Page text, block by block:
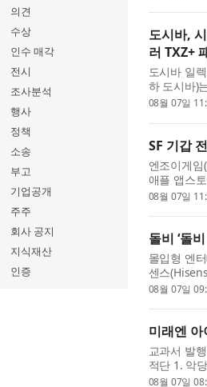
의견
수상
인수 매각
전시
조사분석
행사
정책
소송
부고
기업공개
주주
회사 공지
지식재산
인증
도시바,
러 TXZ+
도시바 일
하 도시바)
(FPU)를
08월 07일
SF 기갑
엔조이게임
애플 앱스
직접 조종,
08월 07일
돌비 ‘돌
몰입형 엔
센스
데이트를
08월 07일
미래엔 아
교과서 발
적단 1. 악
빵’ 등 사
08월 07일